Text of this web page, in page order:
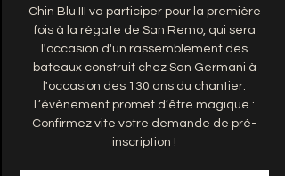
Chin Blu III va participer pour la première
fois à la régate de San Remo, qui sera
l'occasion d'un rassemblement des
bateaux construit chez San Germani à
l'occasion des 130 ans du chantier.
L’évènement promet d’être magique :
Confirmez vite votre demande de pré-
inscription !